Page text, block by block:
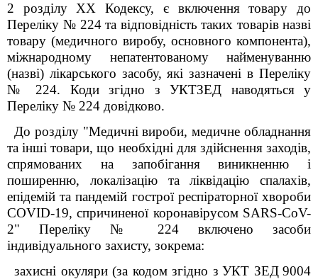
2 розділу ХХКодексу, є включення товару до
Переліку № 224та відповідність таких товарів назві
товару (медичного виробу, основного компонента),
міжнародному непатентованому найменуванню
(назві) лікарського засобу, які зазначені в Переліку
№ 224. Коди згідно з УКТЗЕД наводяться у
Переліку № 224 довідково.
До розділу "Медичні вироби, медичне обладнання
та інші товари, що необхідні для здійснення заходів,
спрямованих на запобігання виникненню і
поширенню, локалізацію та ліквідацію спалахів,
епідемій та пандемій гострої респіраторної хвороби
COVID-19, спричиненої коронавірусом SARS-CoV-
2" Переліку № 224 включено засоби
індивідуального захисту, зокрема:
захисні окуляри (за кодом згідно з УКТ ЗЕД 9004